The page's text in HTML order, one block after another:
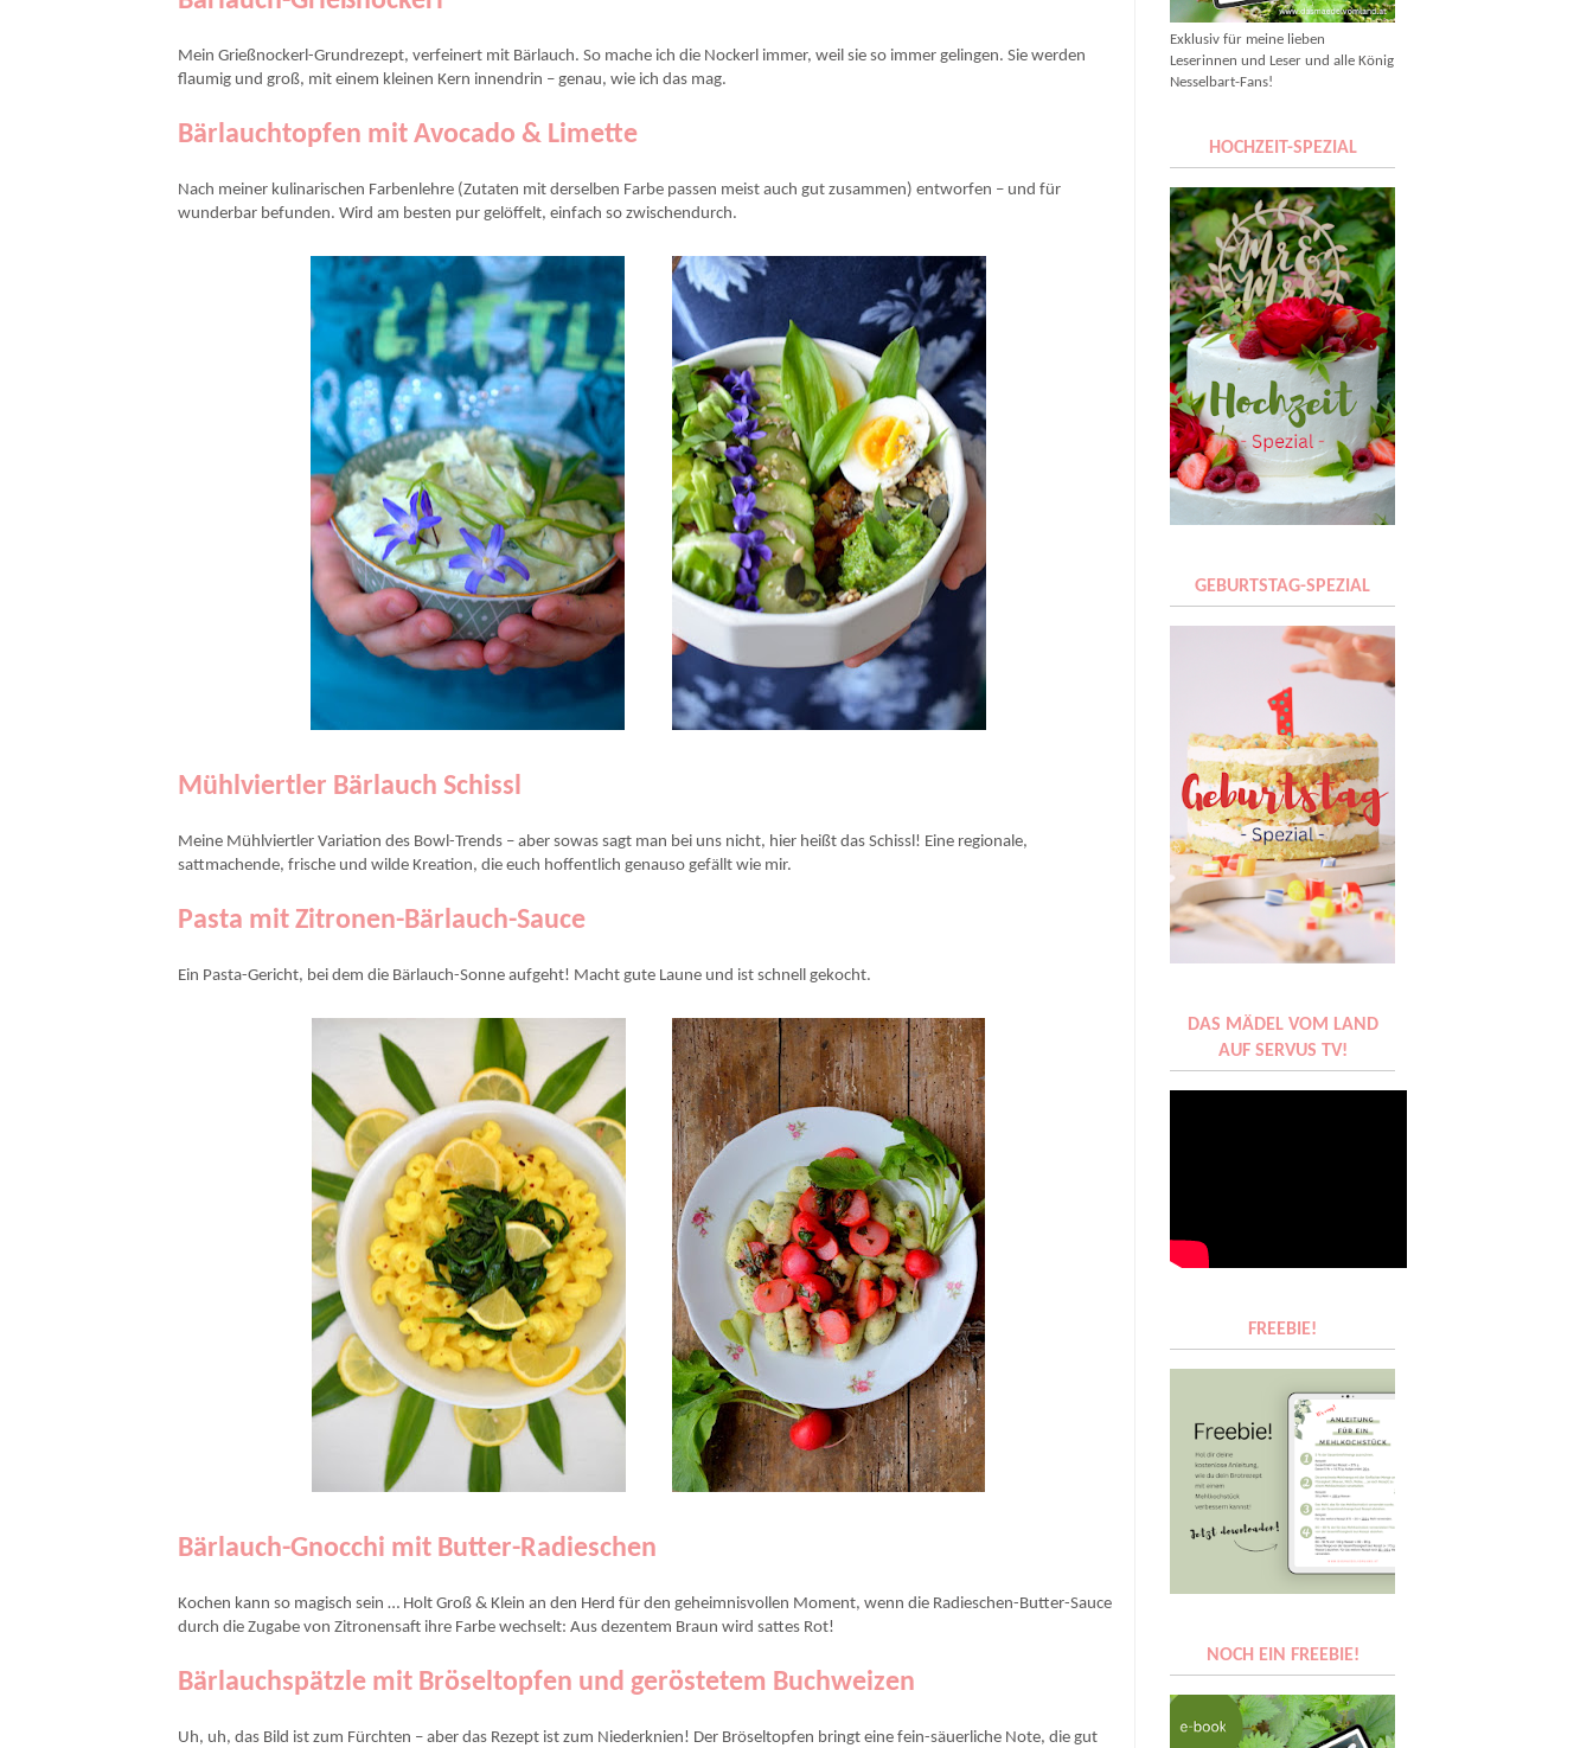
Mein Grießnockerl-Grundrezept, verfeinert mit Bärlauch. So mache ich die Nockerl immer, weil sie so immer gelingen. Sie werden
flaumig und groß, mit einem kleinen Kern innendrin – genau, wie ich das mag.
Bärlauchtopfen mit Avocado & Limette
Nach meiner kulinarischen Farbenlehre (Zutaten mit derselben Farbe passen meist auch gut zusammen) entworfen – und für
wunderbar befunden. Wird am besten pur gelöffelt, einfach so zwischendurch.
Mühlviertler Bärlauch Schissl
Meine Mühlviertler Variation des Bowl-Trends – aber sowas sagt man bei uns nicht, hier heißt das Schissl! Eine regionale,
sattmachende, frische und wilde Kreation, die euch hoffentlich genauso gefällt wie mir.
Pasta mit Zitronen-Bärlauch-Sauce
Ein Pasta-Gericht, bei dem die Bärlauch-Sonne aufgeht! Macht gute Laune und ist schnell gekocht.
Bärlauch-Gnocchi mit Butter-Radieschen
Kochen kann so magisch sein … Holt Groß & Klein an den Herd für den geheimnisvollen Moment, wenn die Radieschen-Butter-Sauce
durch die Zugabe von Zitronensaft ihre Farbe wechselt: Aus dezentem Braun wird sattes Rot!
Bärlauchspätzle mit Bröseltopfen und geröstetem Buchweizen
Uh, uh, das Bild ist zum Fürchten – aber das Rezept ist zum Niederknien! Der Bröseltopfen bringt eine fein-säuerliche Note, die gut
Exklusiv für meine lieben
Leserinnen und Leser und alle König
Nesselbart-Fans!
HOCHZEIT-SPEZIAL
GEBURTSTAG-SPEZIAL
DAS MÄDEL VOM LAND
AUF SERVUS TV!
FREEBIE!
NOCH EIN FREEBIE!